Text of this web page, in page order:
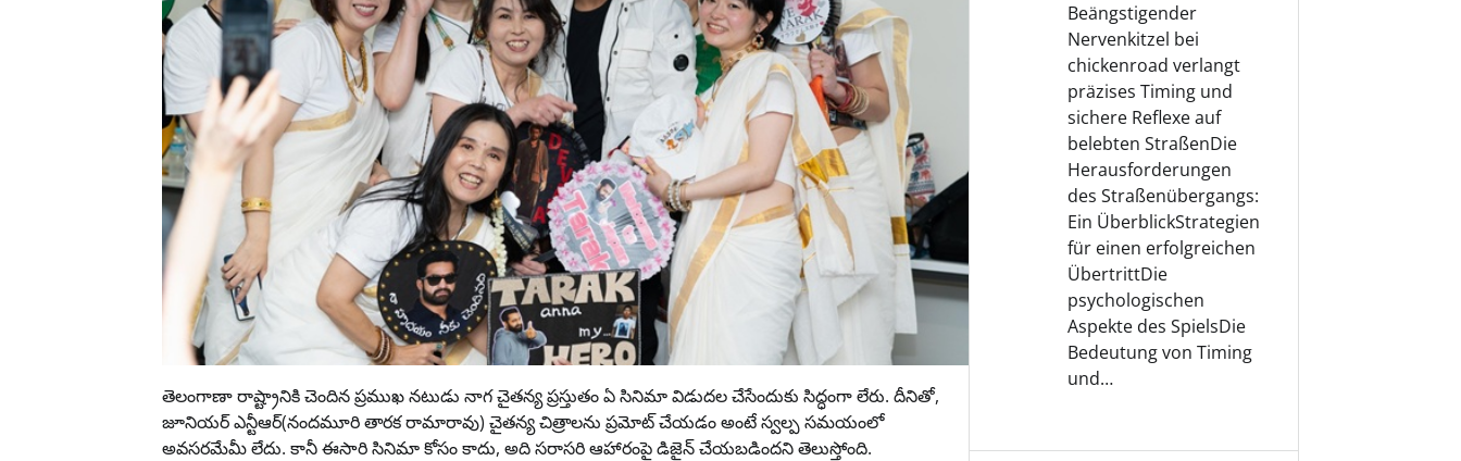
తెలంగాణా రాష్ట్రానికి చెందిన ప్రముఖ నటుడు నాగ చైతన్య ప్రస్తుతం ఏ సినిమా విడుదల చేసేందుకు సిద్ధంగా లేరు. దీనితో,
జూనియర్ ఎన్టీఆర్(నందమూరి తారక రామారావు) చైతన్య చిత్రాలను ప్రమోట్ చేయడం అంటే స్వల్ప సమయంలో
అవసరమేమీ లేదు. కానీ ఈసారి సినిమా కోసం కాదు, అది సరాసరి ఆహారంపై డిజైన్ చేయబడిందని తెలుస్తోంది.
Beängstigender
Nervenkitzel bei
chickenroad verlangt
präzises Timing und
sichere Reflexe auf
belebten StraßenDie
Herausforderungen
des Straßenübergangs:
Ein ÜberblickStrategien
für einen erfolgreichen
ÜbertrittDie
psychologischen
Aspekte des SpielsDie
Bedeutung von Timing
und…